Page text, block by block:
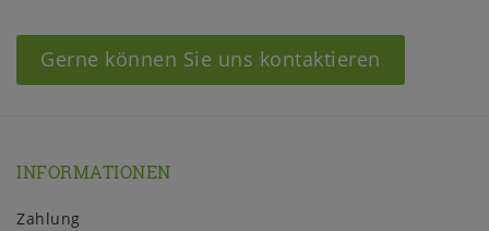
Gerne können Sie uns kontaktieren
INFORMATIONEN
Zahlung